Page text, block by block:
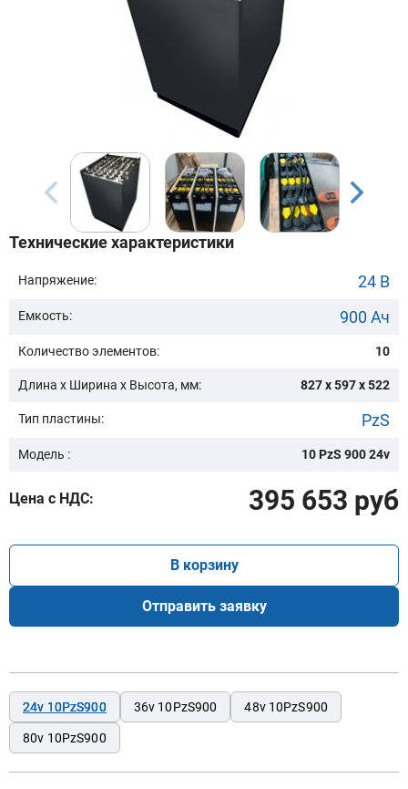
Модель:
Сначала выберите бренд
Очистить подбор
Технические характеристики
Напряжение: 24 В
Емкость: 900 Ач
Количество элементов: 10
Длина х Ширина х Высота, мм: 827 x 597 x 522
Тип пластины: PzS
Модель : 10 PzS 900 24v
Цена с НДС: 395 653 руб
В корзину
Отправить заявку
24v 10PzS900 36v 10PzS900 48v 10PzS900
80v 10PzS900